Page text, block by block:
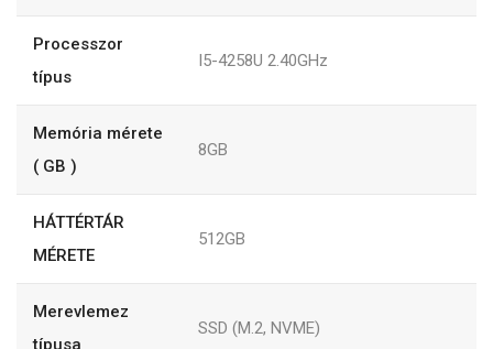
Processzor
típus
I5-4258U 2.40GHz
Memória mérete
( GB )
8GB
HÁTTÉRTÁR
MÉRETE
512GB
Merevlemez
SSD (M.2, NVME)